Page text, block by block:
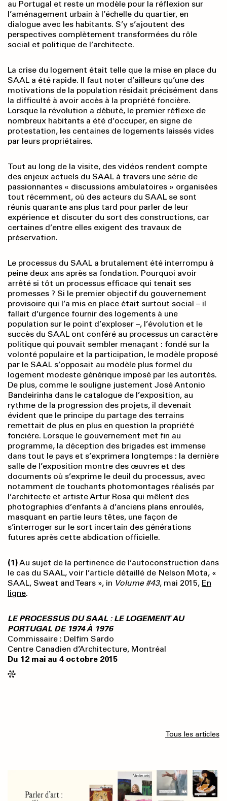
au Portugal et reste un modèle pour la réflexion sur
l’aménagement urbain à l’échelle du quartier, en
dialogue avec les habitants. S’y s’ajoutent des
perspectives complètement transformées du rôle
social et politique de l’architecte.
La crise du logement était telle que la mise en place du
SAAL a été rapide. Il faut noter d’ailleurs qu’une des
motivations de la population résidait précisément dans
la difficulté à avoir accès à la propriété foncière.
Lorsque la révolution a débuté, le premier réflexe de
nombreux habitants a été d’occuper, en signe de
protestation, les centaines de logements laissés vides
par leurs propriétaires.
Tout au long de la visite, des vidéos rendent compte
des enjeux actuels du SAAL à travers une série de
passionnantes « discussions ambulatoires » organisées
tout récemment, où des acteurs du SAAL se sont
réunis quarante ans plus tard pour parler de leur
expérience et discuter du sort des constructions, car
certaines d’entre elles exigent des travaux de
préservation.
Le processus du SAAL a brutalement été interrompu à
peine deux ans après sa fondation. Pourquoi avoir
arrêté si tôt un processus efficace qui tenait ses
promesses ? Si le premier objectif du gouvernement
provisoire qui l’a mis en place était surtout social – il
fallait d’urgence fournir des logements à une
population sur le point d’exploser –, l’évolution et le
succès du SAAL ont conféré au processus un caractère
politique qui pouvait sembler menaçant : fondé sur la
volonté populaire et la participation, le modèle proposé
par le SAAL s’opposait au modèle plus formel du
logement modeste générique imposé par les autorités.
De plus, comme le souligne justement José Antonio
Bandeirinha dans le catalogue de l’exposition, au
rythme de la progression des projets, il devenait
évident que le principe du partage des terrains
remettait de plus en plus en question la propriété
foncière. Lorsque le gouvernement met fin au
programme, la déception des brigades est immense
dans tout le pays et s’exprimera longtemps : la dernière
salle de l’exposition montre des œuvres et des
documents où s’exprime le deuil du processus, avec
notamment de touchants photomontages réalisés par
l’architecte et artiste Artur Rosa qui mêlent des
photographies d’enfants à d’anciens plans enroulés,
masquant en partie leurs têtes, une façon de
s’interroger sur le sort incertain des générations
futures après cette abdication officielle.
(1)Au sujet de la pertinence de l’autoconstruction dans
le cas du SAAL, voir l’article détaillé de Nelson Mota, «
SAAL, Sweat and Tears », in Volume #43, mai 2015, En
ligne.
LE PROCESSUS DU SAAL : LE LOGEMENT AU
PORTUGAL DE 1974 À 1976
Commissaire : Delfim Sardo
Centre Canadien d’Architecture, Montréal
Du 12 mai au 4 octobre 2015
Tous les articles